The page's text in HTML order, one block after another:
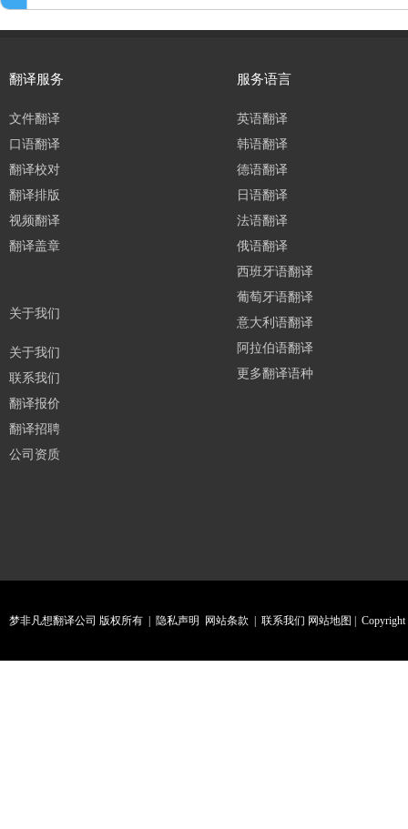
翻译服务
文件翻译
口语翻译
翻译校对
翻译排版
视频翻译
翻译盖章
关于我们
关于我们
联系我们
翻译报价
翻译招聘
公司资质
服务语言
英语翻译
韩语翻译
德语翻译
日语翻译
法语翻译
俄语翻译
西班牙语翻译
葡萄牙语翻译
意大利语翻译
阿拉伯语翻译
更多翻译语种
梦非凡想翻译公司 版权所有 | 隐私声明 网站条款 联系我们 网站地图 |